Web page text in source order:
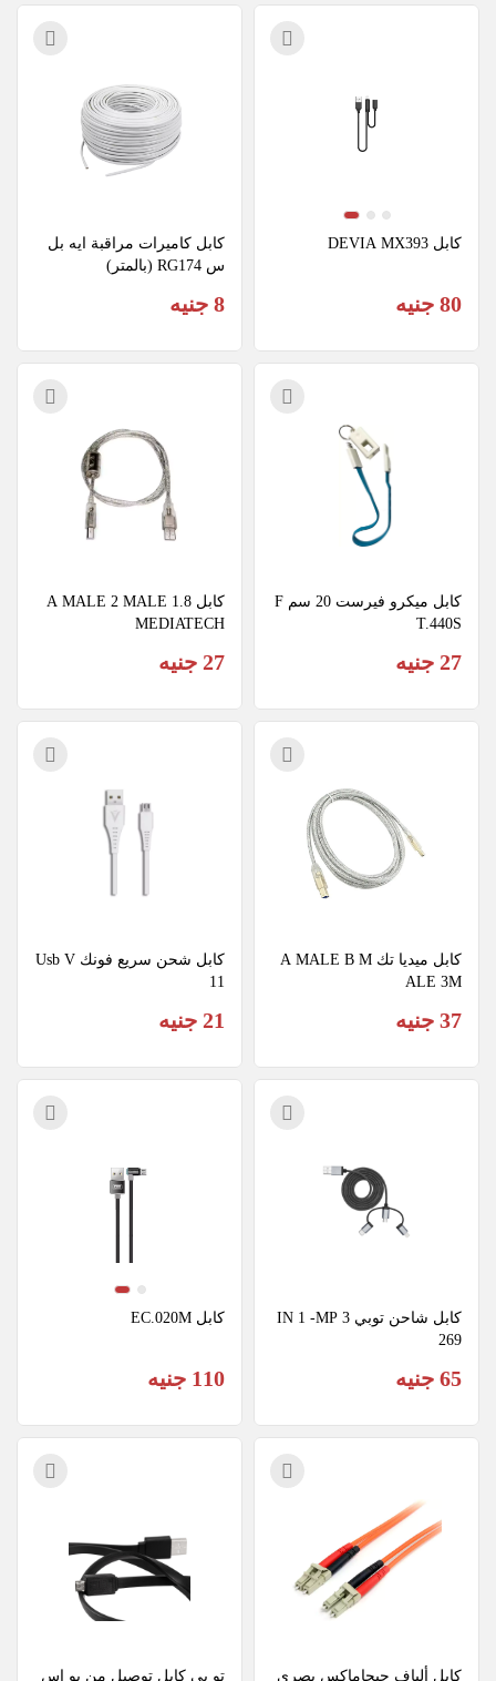
كابل DEVIA MX393
80 جنيه
كابل كاميرات مراقبة ايه بل
س RG174 (بالمتر)
8 جنيه
كابل ميكرو فيرست 20 سم F
T.440S
27 جنيه
MEDIATECH
27 جنيه
كابل ميديا تك A MALE B M
ALE 3M
37 جنيه
كابل شحن سريع فونك Usb V
11
21 جنيه
كابل شاحن توبي 3 IN 1 -MP
269
65 جنيه
كابل EC.020M
110 جنيه